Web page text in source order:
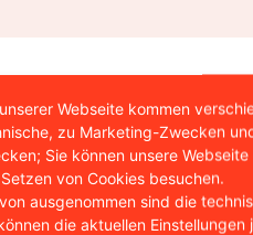
Webseite kommen
zu Marketing-Zwecken
Sie können unsere
von Cookies besuchen.
ausgenommen sind die
die aktuellen